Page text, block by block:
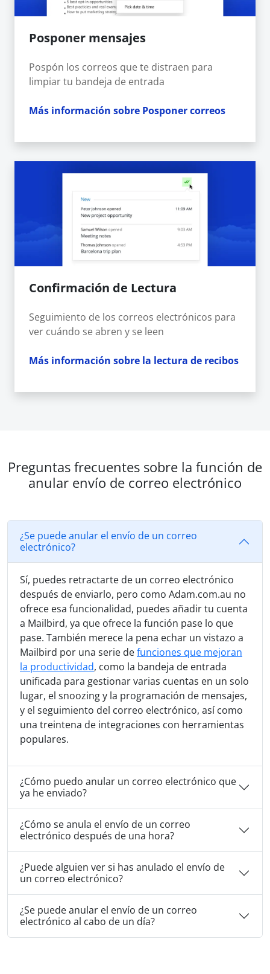
Posponer mensajes
Pospón los correos que te distraen para
limpiar tu bandeja de entrada
Más información sobre Posponer correos
Confirmación de Lectura
Seguimiento de los correos electrónicos para
ver cuándo se abren y se leen
Más información sobre la lectura de recibos
Preguntas frecuentes sobre la función de
anular envío de correo electrónico
¿Se puede anular el envío de un correo
electrónico?
Sí, puedes retractarte de un correo electrónico
después de enviarlo, pero como Adam.com.au no
ofrece esa funcionalidad, puedes añadir tu cuenta
a Mailbird, ya que ofrece la función pase lo que
pase. También merece la pena echar un vistazo a
Mailbird por una serie defunciones que mejoran
la productividad, como la bandeja de entrada
unificada para gestionar varias cuentas en un solo
lugar, el snoozing y la programación de mensajes,
y el seguimiento del correo electrónico, así como
una treintena de integraciones con herramientas
populares.
¿Cómo puedo anular un correo electrónico que
ya he enviado?
¿Cómo se anula el envío de un correo
electrónico después de una hora?
¿Puede alguien ver si has anulado el envío de
un correo electrónico?
¿Se puede anular el envío de un correo
electrónico al cabo de un día?